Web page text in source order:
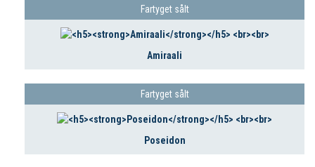
Fartyget sålt
Amiraali
Fartyget sålt
Poseidon